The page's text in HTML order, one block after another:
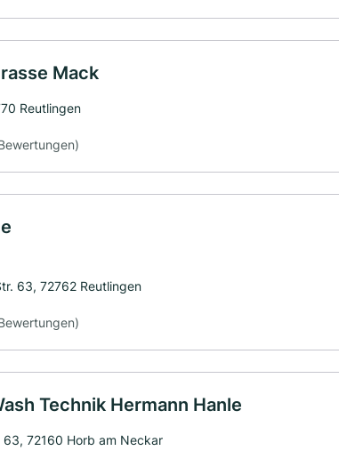
Mack
Reutlingen
63, 72762 Reutlingen
Technik Hermann Hanle
72160 Horb am Neckar